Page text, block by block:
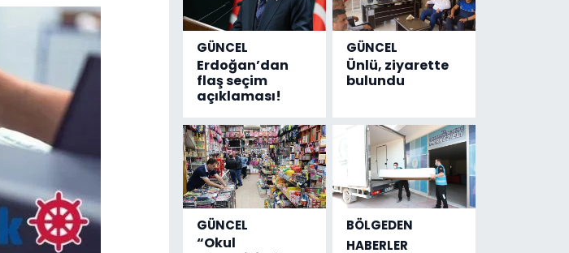
GÜNCEL
Erdoğan’dan
flaş seçim
açıklaması!
GÜNCEL
Ünlü, ziyarette
bulundu
GÜNCEL
“Okul
BÖLGEDEN
HABERLER